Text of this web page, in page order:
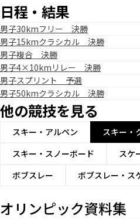
日程・結果
男子30kmフリー 決勝
男子15kmクラシカル 決勝
男子複合 決勝
男子4×10kmリレー 決勝
男子スプリント 予選
男子50kmクラシカル 決勝
他の競技を見る
スキー・アルペン スキー・
スキー・スノーボード
スケ
ボブスレー
ボブスレー・ス
オリンピック資料集